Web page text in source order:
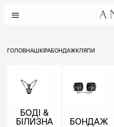
ГОЛОВНАШКІРАБОНДАЖКЛЯПИ
БОДІ &
БІЛИЗНА БОНДАЖ